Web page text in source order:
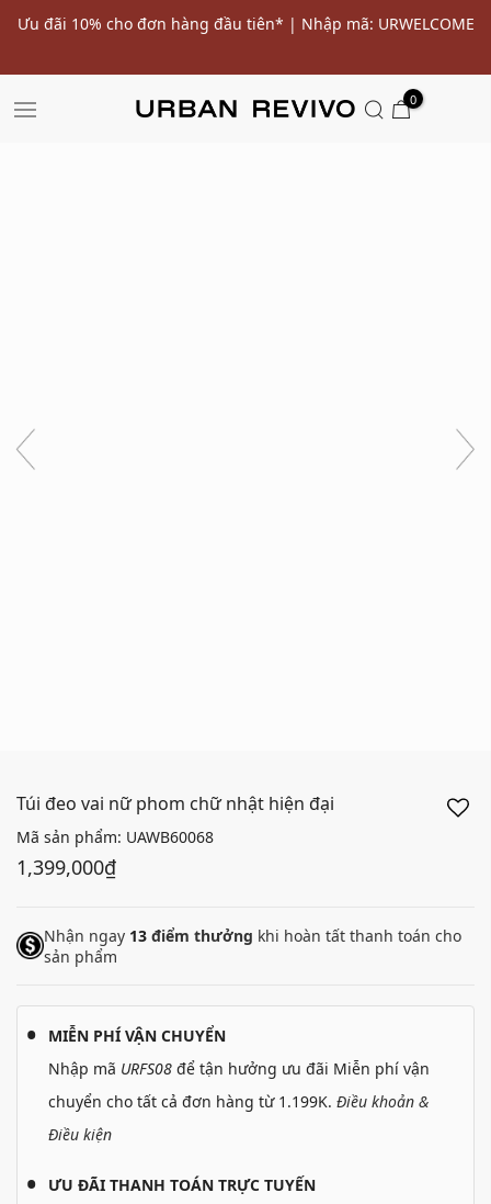
Ưu đãi 10% cho đơn hàng đầu tiên* | Nhập mã: URWELCOME
0
Túi đeo vai nữ phom chữ nhật hiện đại
Mã sản phẩm: UAWB60068
1,399,000₫
Nhận ngay 13 điểm thưởng khi hoàn tất thanh toán cho
sản phẩm
MIỄN PHÍ VẬN CHUYỂN
Nhập mã URFS08 để tận hưởng ưu đãi Miễn phí vận
chuyển cho tất cả đơn hàng từ 1.199K. Điều khoản &
Điều kiện
ƯU ĐÃI THANH TOÁN TRỰC TUYẾN
SALE